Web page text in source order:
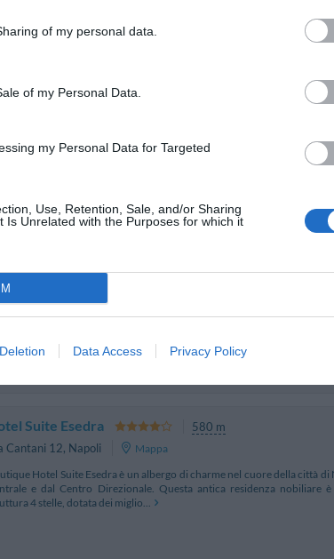
of my personal data.
of my Personal Data.
my Personal Data for Targeted
Use, Retention, Sale, and/or Sharing
Is Unrelated with the Purposes for which it
Data Access Privacy Policy
Street Hotel
nel centro di Napoli, a pochi passi dalla Metro dell'arte, l'Art
con design moderno e dotata di tutti i comfort. La sua
Umberto I 377
Orsa Maggiore è una struttura moderna e colorata a pochi passi
Centrale. La sua posizione centrale, sulla soglia di una
Suite Esedra
580 m
Cantani 12, Napoli
Mappa
Hotel Suite Esedra è un albergo di charme nel cuore della città di
e dal Centro Direzionale. Questa antica residenza nobiliare
4 stelle, dotata dei miglio...